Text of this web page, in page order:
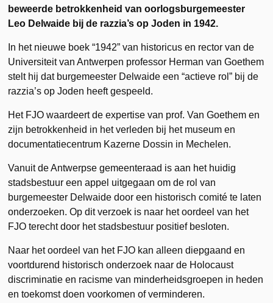
beweerde betrokkenheid van oorlogsburgemeester
Leo Delwaide bij de razzia’s op Joden in 1942.
In het nieuwe boek “1942” van historicus en rector van de
Universiteit van Antwerpen professor Herman van Goethem
stelt hij dat burgemeester Delwaide een “actieve rol” bij de
razzia’s op Joden heeft gespeeld.
Het FJO waardeert de expertise van prof. Van Goethem en
zijn betrokkenheid in het verleden bij het museum en
documentatiecentrum Kazerne Dossin in Mechelen.
Vanuit de Antwerpse gemeenteraad is aan het huidig
stadsbestuur een appel uitgegaan om de rol van
burgemeester Delwaide door een historisch comité te laten
onderzoeken. Op dit verzoek is naar het oordeel van het
FJO terecht door het stadsbestuur positief besloten.
Naar het oordeel van het FJO kan alleen diepgaand en
voortdurend historisch onderzoek naar de Holocaust
discriminatie en racisme van minderheidsgroepen in heden
en toekomst doen voorkomen of verminderen.